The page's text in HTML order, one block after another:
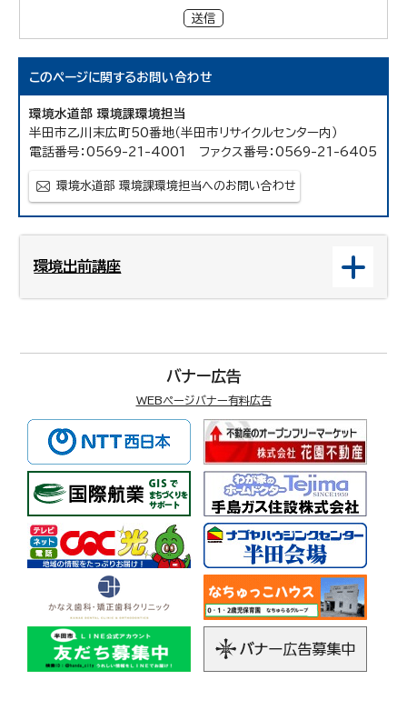
送信
このページに関するお問い合わせ
環境水道部 環境課環境担当
半田市乙川末広町50番地（半田市リサイクルセンター内）
電話番号：0569-21-4001 ファクス番号：0569-21-6405
環境水道部 環境課環境担当へのお問い合わせ
環境出前講座
バナー広告
WEBページバナー有料広告